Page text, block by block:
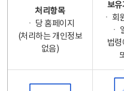
처리항목
ㆍ 당 홈페이지
(처리하는 개인정보
없음)
보유
ㆍ 회
ㆍ
법령